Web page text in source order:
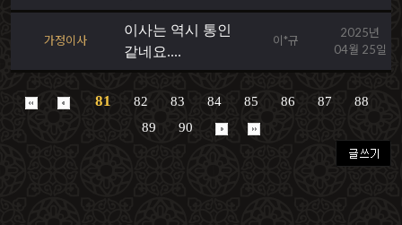
가정이사
이사는 역시 통인
같네요....
이*규
2025년
04월 25일
81 82 83 84 85 86 87
88
89
90